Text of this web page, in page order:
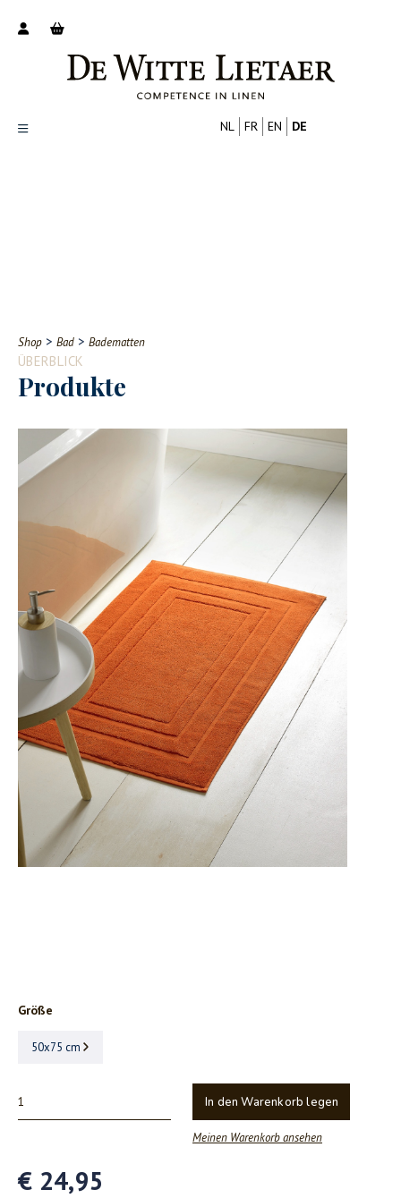
Contact
NL FR EN DE
Shop > Bad > Badematten
ÜBERBLICK
Produkte
Größe
50x75 cm
In den Warenkorb legen
Meinen Warenkorb ansehen
€ 24,95